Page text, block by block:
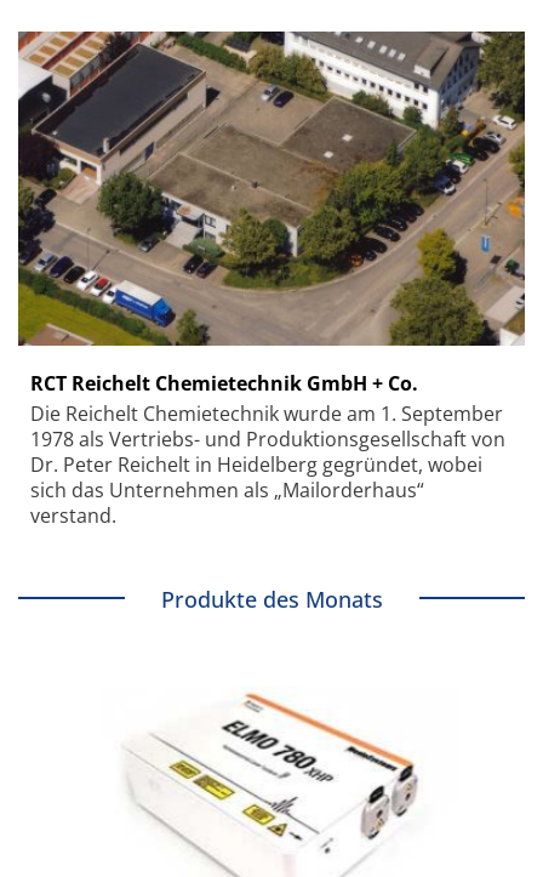
RCT Reichelt Chemietechnik GmbH + Co.
Die Reichelt Chemietechnik wurde am 1. September
1978 als Vertriebs- und Produktionsgesellschaft von
Dr. Peter Reichelt in Heidelberg gegründet, wobei
sich das Unternehmen als „Mailorderhaus“
verstand.
Produkte des Monats